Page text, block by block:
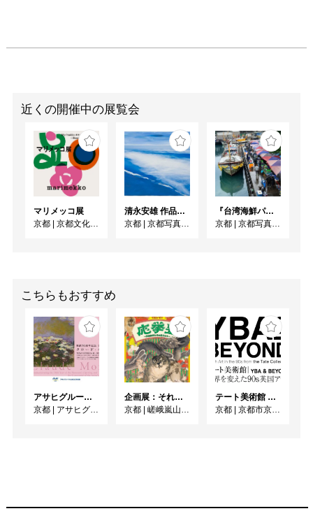
近くの開催中の展覧会
マリメッコ展
京都
京都文化博物館
清永安雄 作品展「Sea」
京都
京都写真美術館 ギャラリー・ジャパネスク
『台湾海鮮パラダイス』出版記念 清永安雄 写真展
京都
京都写真美術館 ギャラリー・ジャパネスク
こちらもおすすめ
アサヒグループ大山崎山荘美術館 開館30周年記念展「没後100年 クロード・モネ」
京都
アサヒグループ大山崎山荘美術館
企画展：それいけ！ 応挙塾 －円山応挙とその弟子たち－
京都
嵯峨嵐山文華館
テート美術館 ― YBA & BEYOND 世界を変えた90s英国アート
京都
京都市京セラ美術館